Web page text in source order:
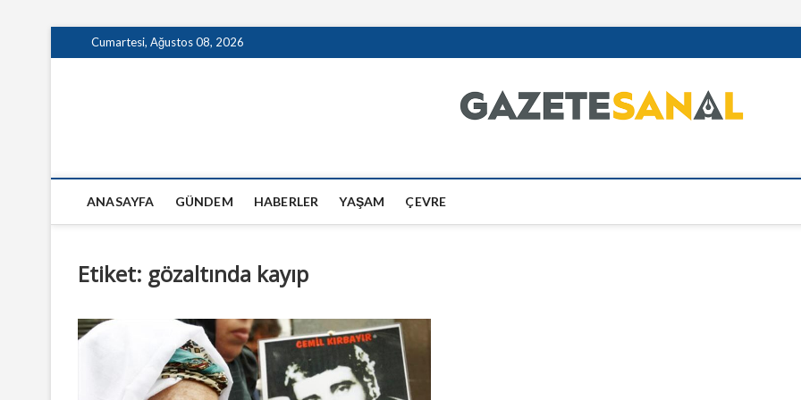
to
Cumartesi, Ağustos 08, 2026
ANASAYFA GÜNDEM HABERLER YAŞAM ÇEVRE
Etiket: gözaltında kayıp